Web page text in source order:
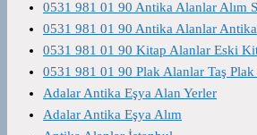
0531 981 01 90 Antika Alanlar Alım
0531 981 01 90 Antika Alanlar Antika
0531 981 01 90 Kitap Alanlar Eski
0531 981 01 90 Plak Alanlar Taş
Adalar Antika Eşya Alan Yerler
Adalar Antika Eşya Alım